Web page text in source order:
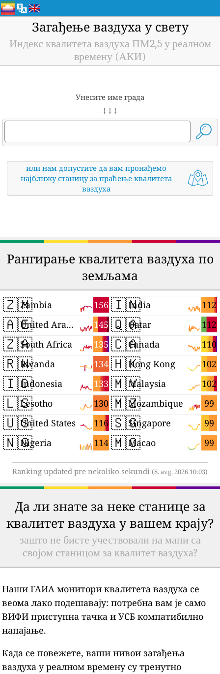
Загађење ваздуха у свету
Индекс квалитета ваздуха ПМ2,5 у реалном
времену (АКИ)
Унесите име града
↓ ↓ ↓
или нам допустите да вам пронађемо
најближу станицу за праћење квалитета
ваздуха
Рангирање квалитета ваздуха по
земљама
🇿🇲 156
Zambia
🇦🇪 145
United Arab Emirates
🇿🇦 135
South Africa
🇷🇼 134
Rwanda
🇮🇩 133
Indonesia
🇱🇸 130
Lesotho
🇺🇸 116
United States
🇳🇬 114
Nigeria
🇮🇳 112
India
🇶🇦 112
Qatar
🇨🇦 110
Canada
🇭🇰 102
Hong Kong
🇲🇾 102
Malaysia
🇲🇿 99
Mozambique
🇸🇬 99
Singapore
🇲🇴 99
Macao
Ranking updated pre nekoliko sekundi (8. avg. 2026 10:03)
Да ли знате за неке станице за
квалитет ваздуха у вашем крају?
зашто не бисте учествовали на мапи са
својом станицом за квалитет ваздуха?
Наши ГАИА монитори квалитета ваздуха се
веома лако подешавају: потребна вам је само
ВИФИ приступна тачка и УСБ компатибилно
напајање.
Када се повежете, ваши нивои загађења
ваздуха у реалном времену су тренутно